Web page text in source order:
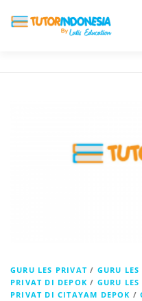
GURU LES PRIVAT / GURU
PRIVAT DI DEPOK / GURU
PRIVAT DI CITAYAM DEPOK /